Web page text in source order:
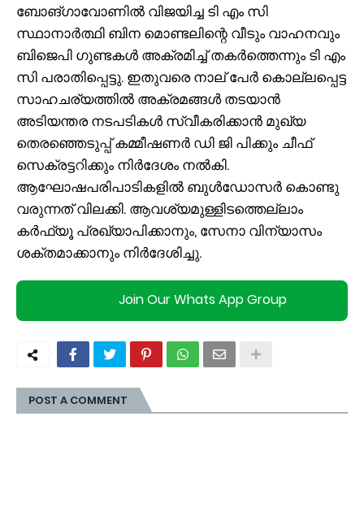
ബോങ്​ഗാവോണിൽ വിജയിച്ച ടി എം സി
സ്ഥാനാർത്ഥി ബിന മൊണ്ടലിന്റെ വീടും വാഹനവും
ബിജെപി ​ഗുണ്ടകൾ അക്രമിച്ച് തകർത്തെന്നും ടി എം
സി പരാതിപ്പെട്ടു. ഇതുവരെ നാല് പേർ കൊല്ലപ്പെട്ട
സാഹചര്യത്തിൽ അക്രമങ്ങൾ തടയാൻ
അടിയന്തര നടപടികൾ സ്വീകരിക്കാൻ മുഖ്യ
തെരഞ്ഞെടുപ്പ് കമ്മീഷണർ ഡി ജി പിക്കും ചീഫ്
സെക്രട്ടറിക്കും നിർദേശം നൽകി.
ആഘോഷപരിപാടികളിൽ ബുൾഡോസർ കൊണ്ടു
വരുന്നത് വിലക്കി. ആവശ്യമുള്ളിടത്തെല്ലാം
കർഫ്യൂ പ്രഖ്യാപിക്കാനും, സേനാ വിന്യാസം
ശക്തമാക്കാനും നിർദേശിച്ചു.
Join Our Whats App Group
POST A COMMENT